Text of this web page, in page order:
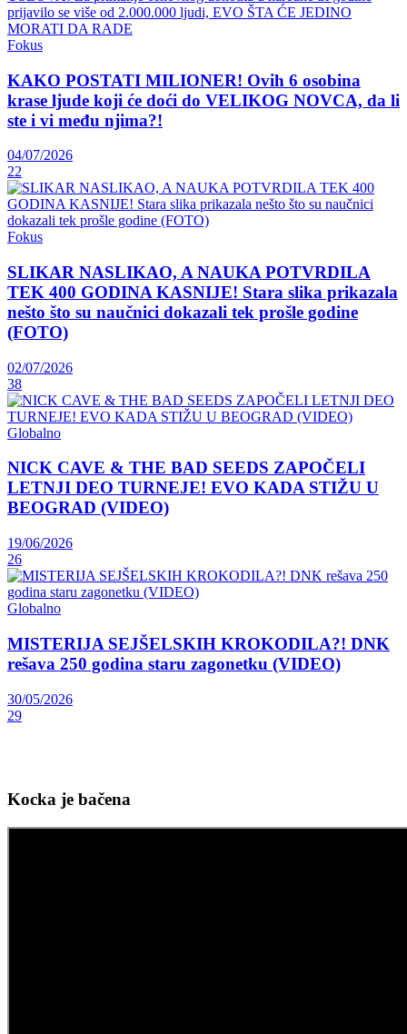
Fokus
KAKO POSTATI MILIONER! Ovih 6 osobina
krase ljude koji će doći do VELIKOG NOVCA, da li
ste i vi među njima?!
04/07/2026
22
Fokus
SLIKAR NASLIKAO, A NAUKA POTVRDILA
TEK 400 GODINA KASNIJE! Stara slika prikazala
nešto što su naučnici dokazali tek prošle godine
(FOTO)
02/07/2026
38
Globalno
NICK CAVE & THE BAD SEEDS ZAPOČELI
LETNJI DEO TURNEJE! EVO KADA STIŽU U
BEOGRAD (VIDEO)
19/06/2026
26
Globalno
MISTERIJA SEJŠELSKIH KROKODILA?! DNK
rešava 250 godina staru zagonetku (VIDEO)
30/05/2026
29
Kocka je bačena